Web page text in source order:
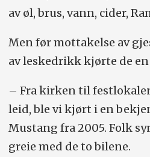
av øl, brus, vann, cider,
Men før mottakelse av
av leskedrikk kjørte de
– Fra kirken til
leid, ble vi kjørt i en
Mustang fra 2005. Folk
greie med de to bilene.